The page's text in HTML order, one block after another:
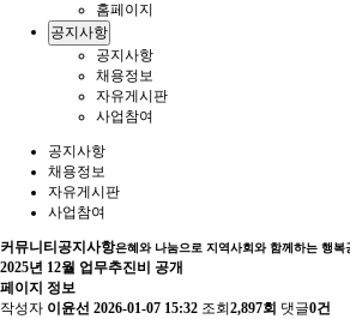
홈페이지
공지사항
공지사항
채용정보
자유게시판
사업참여
공지사항
채용정보
자유게시판
사업참여
커뮤니티 공지사항은혜와 나눔으로 지역사회와 함께하는 행복
2025년 12월 업무추진비 공개
페이지 정보
작성자 이윤선 2026-01-07 15:32 조회 2,897회 댓글0건